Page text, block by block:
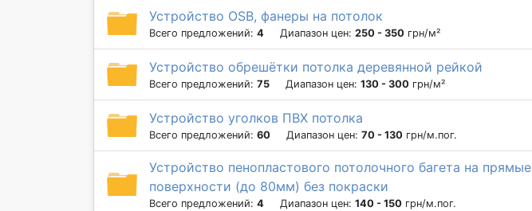
Устройство OSB, фанеры на потолок
Всего предложений: 4 Диапазон цен: 250 - 350 грн/м²
Устройство обрешётки потолка деревянной рейкой
Всего предложений: 75 Диапазон цен: 130 - 300 грн/м²
Устройство уголков ПВХ потолка
Всего предложений: 60 Диапазон цен: 70 - 130 грн/м.пог.
Устройство пенопластового потолочного багета на прямые
поверхности (до 80мм) без покраски
Всего предложений: 4 Диапазон цен: 140 - 150 грн/м.пог.